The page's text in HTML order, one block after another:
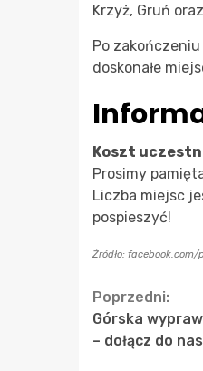
Krzyż, Gruń
Po
doskonałe
Koszt
Prosimy
Liczba miejsc
pospieszyć!
Źródło:
Continue
Poprzedni:
Górska
– dołącz do